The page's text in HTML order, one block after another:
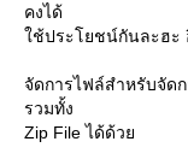
คงได้
ช้ประโยชน์กันละฮะ
จัดการไฟล์สำหรับจัด
รวมทั้ง
Zip File ได้ด้ว